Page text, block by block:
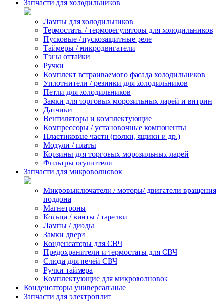
Запчасти для холодильников
Лампы для холодильников
Термостаты / терморегуляторы для холодильников
Пусковые / пускозащитные реле
Таймеры / микродвигатели
Тэны оттайки
Ручки
Комплект встраиваемого фасада холодильников
Уплотнители / резинки для холодильников
Петли для холодильников
Замки для торговых морозильных ларей и витрин
Датчики
Вентиляторы и комплектующие
Компрессоры / установочные компоненты
Пластиковые части (полки, ящики и др.)
Модули / платы
Корзины для торговых морозильных ларей
Фильтры осушители
Запчасти для микроволновок
Микровыключатели / моторы/ двигатели вращения
поддона
Магнетроны
Кольца / винты / тарелки
Лампы / диоды
Замки двери
Конденсаторы для СВЧ
Предохранители и термостаты для СВЧ
Слюда для печей СВЧ
Ручки таймера
Комплектующие для микроволновок
Конденсаторы универсальные
Запчасти для электроплит